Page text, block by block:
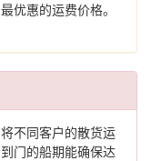
优惠的运费价格。
不同客户的散货运
门的船期能确保达